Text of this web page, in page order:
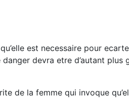
est necessaire pour
devra etre d’autant plus
de la femme qui invoque